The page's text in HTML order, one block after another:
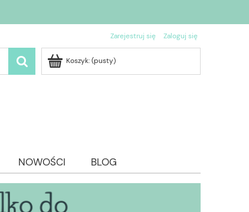
Zarejestruj się Zaloguj się
Koszyk:(pusty)
NOWOŚCI BLOG